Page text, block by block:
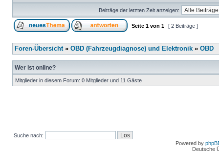
Beiträge der letzten Zeit anzeigen:
Seite 1 von 1 [ 2 Beiträge ]
Foren-Übersicht» OBD (Fahrzeugdiagnose) und Elektronik » OBD
Wer ist online?
Mitglieder in diesem Forum: 0 Mitglieder und 11 Gäste
Suche nach:
Powered by
Deutsche